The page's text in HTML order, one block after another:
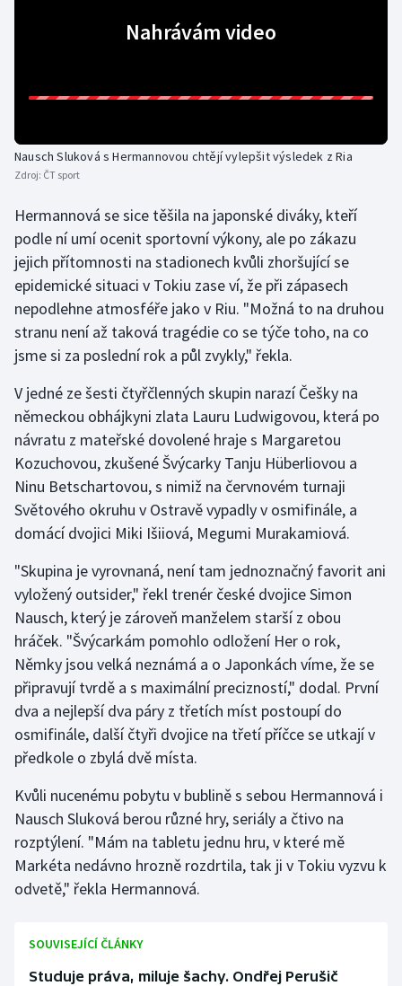
Plavání
Ragby
Rychlobruslení
Rychlostní kanoistika
Sportovní střelba
Stolní tenis
Triatlon
Veslování
Vodní slalom
Volejbal
Ostatní
Nahrávám video
Nausch Sluková s Hermannovou chtějí vylepšit výsledek z Ria
Zdroj: ČT sport
Hermannová se sice těšila na japonské diváky, kteří
podle ní umí ocenit sportovní výkony, ale po zákazu
jejich přítomnosti na stadionech kvůli zhoršující se
epidemické situaci v Tokiu zase ví, že při zápasech
nepodlehne atmosféře jako v Riu. "Možná to na druhou
stranu není až taková tragédie co se týče toho, na co
jsme si za poslední rok a půl zvykly," řekla.
V jedné ze šesti čtyřčlenných skupin narazí Češky na
německou obhájkyni zlata Lauru Ludwigovou, která po
návratu z mateřské dovolené hraje s Margaretou
Kozuchovou, zkušené Švýcarky Tanju Hüberliovou a
Ninu Betschartovou, s nimiž na červnovém turnaji
Světového okruhu v Ostravě vypadly v osmifinále, a
domácí dvojici Miki Išiiová, Megumi Murakamiová.
"Skupina je vyrovnaná, není tam jednoznačný favorit ani
vyložený outsider," řekl trenér české dvojice Simon
Nausch, který je zároveň manželem starší z obou
hráček. "Švýcarkám pomohlo odložení Her o rok,
Němky jsou velká neznámá a o Japonkách víme, že se
připravují tvrdě a s maximální precizností," dodal. První
dva a nejlepší dva páry z třetích míst postoupí do
osmifinále, další čtyři dvojice na třetí příčce se utkají v
předkole o zbylá dvě místa.
Kvůli nucenému pobytu v bublině s sebou Hermannová i
Nausch Sluková berou různé hry, seriály a čtivo na
rozptýlení. "Mám na tabletu jednu hru, v které mě
Markéta nedávno hrozně rozdrtila, tak ji v Tokiu vyzvu k
odvetě," řekla Hermannová.
SOUVISEJÍCÍ ČLÁNKY
Studuje práva, miluje šachy. Ondřej Perušič